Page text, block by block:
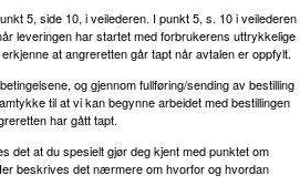
5, side 10, i veilederen. I punkt 5, s. 10 i veilederen
leveringen har startet med forbrukerens uttrykkelige
at angreretten går tapt når avtalen er oppfylt.
og gjennom fullføring/sending av bestilling
til at vi kan begynne arbeidet med bestillingen
har gått tapt.
det at du spesielt gjør deg kjent med punktet om
beskrives det nærmere om hvorfor og hvordan